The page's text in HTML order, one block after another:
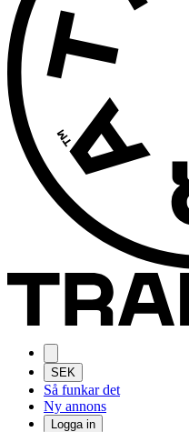
SEK
Så funkar det
Ny annons
Logga in